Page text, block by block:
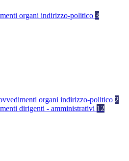
organi indirizzo-politico 3
organi indirizzo-politico 2
dirigenti - amministrativi 12